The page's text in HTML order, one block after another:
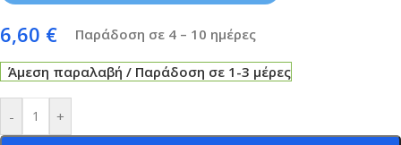
6,60 € Παράδοση σε 4 – 10 ημέρες
Άμεση παραλαβή / Παράδοση σε 1-3 μέρες
- +